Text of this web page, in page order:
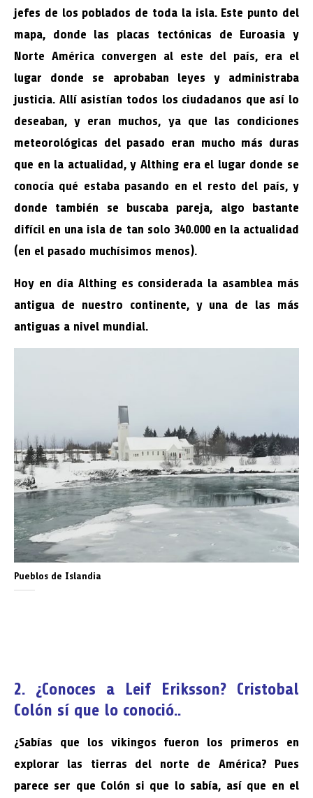
jefes de los poblados de toda la isla. Este punto del
mapa, donde las placas tectónicas de Euroasia y
Norte América convergen al este del país, era el
lugar donde se aprobaban leyes y administraba
justicia. Allí asistían todos los ciudadanos que así lo
deseaban, y eran muchos, ya que las condiciones
meteorológicas del pasado eran mucho más duras
que en la actualidad, y Althing era el lugar donde se
conocía qué estaba pasando en el resto del país, y
donde también se buscaba pareja, algo bastante
difícil en una isla de tan solo 340.000 en la actualidad
(en el pasado muchísimos menos).
Hoy en día Althing es considerada la asamblea más
antigua de nuestro continente, y una de las más
antiguas a nivel mundial.
Pueblos de Islandia
2. ¿Conoces a Leif Eriksson? Cristobal
Colón sí que lo conoció..
¿Sabías que los vikingos fueron los primeros en
explorar las tierras del norte de América? Pues
parece ser que Colón si que lo sabía, así que en el